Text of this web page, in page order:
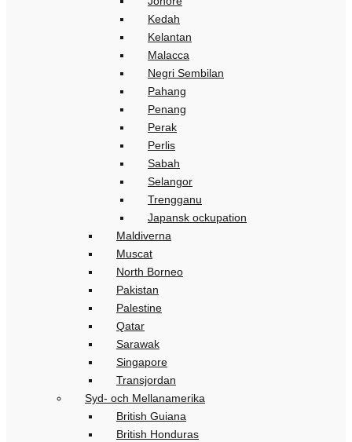
Kedah
Kelantan
Malacca
Negri Sembilan
Pahang
Penang
Perak
Perlis
Sabah
Selangor
Trengganu
Japansk ockupation
Maldiverna
Muscat
North Borneo
Pakistan
Palestine
Qatar
Sarawak
Singapore
Transjordan
Syd- och Mellanamerika
British Guiana
British Honduras